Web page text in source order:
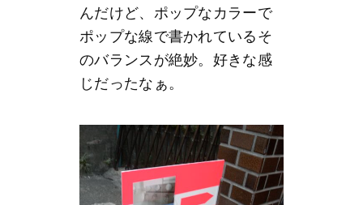
んだけど、ポップなカラーで
ポップな線で書かれているそ
のバランスが絶妙。好きな感
じだったなぁ。